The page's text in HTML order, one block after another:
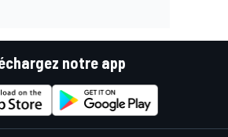
notre app